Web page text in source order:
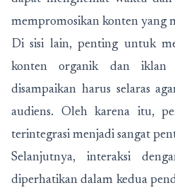
mempromosikan konten yang
Di sisi lain, penting untuk
konten organik dan iklan
disampaikan harus selaras
audiens. Oleh karena itu,
terintegrasi menjadi sangat
Selanjutnya, interaksi
diperhatikan dalam kedua